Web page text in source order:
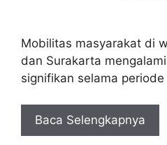
Mobilitas masyarakat di
dan Surakarta
signifikan selama
Baca Selengkapnya